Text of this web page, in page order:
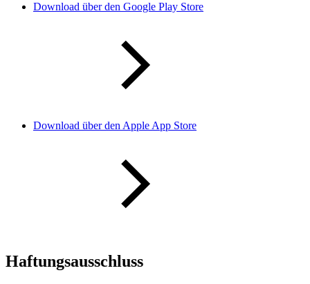
Download über den Google Play Store
Download über den Apple App Store
Haftungsausschluss